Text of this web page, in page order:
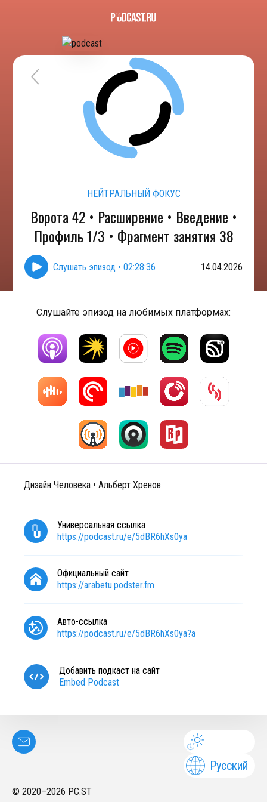
НЕЙТРАЛЬНЫЙ ФОКУС
Ворота 42 • Расширение • Введение •
Профиль 1/3 • Фрагмент занятия 38
Слушать эпизод • 02:28:36 14.04.2026
Слушайте эпизод на любимых платформах:
Дизайн Человека • Альберт Хренов
Универсальная ссылка
https://podcast.ru/e/5dBR6hXs0ya
Официальный сайт
https://arabetu.podster.fm
Авто-ссылка
https://podcast.ru/e/5dBR6hXs0ya?a
Добавить подкаст на сайт
Embed Podcast
Русский
© 2020–2026 PC.ST